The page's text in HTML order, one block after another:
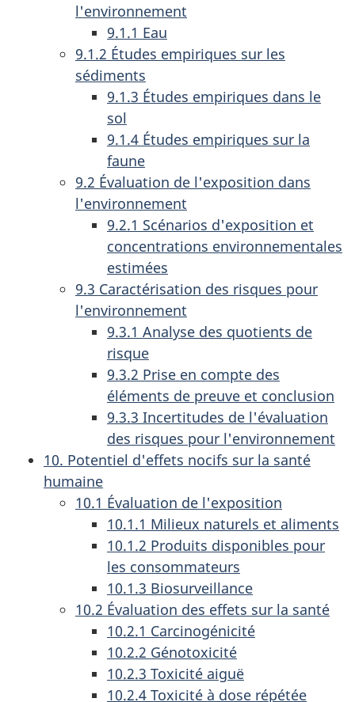
l'environnement
9.1.1 Eau
9.1.2 Études empiriques sur les
sédiments
9.1.3 Études empiriques dans le
sol
9.1.4 Études empiriques sur la
faune
9.2 Évaluation de l'exposition dans
l'environnement
9.2.1 Scénarios d'exposition et
concentrations environnementales
estimées
9.3 Caractérisation des risques pour
l'environnement
9.3.1 Analyse des quotients de
risque
9.3.2 Prise en compte des
éléments de preuve et conclusion
9.3.3 Incertitudes de l'évaluation
des risques pour l'environnement
10. Potentiel d'effets nocifs sur la santé
humaine
10.1 Évaluation de l'exposition
10.1.1 Milieux naturels et aliments
10.1.2 Produits disponibles pour
les consommateurs
10.1.3 Biosurveillance
10.2 Évaluation des effets sur la santé
10.2.1 Carcinogénicité
10.2.2 Génotoxicité
10.2.3 Toxicité aiguë
10.2.4 Toxicité à dose répétée